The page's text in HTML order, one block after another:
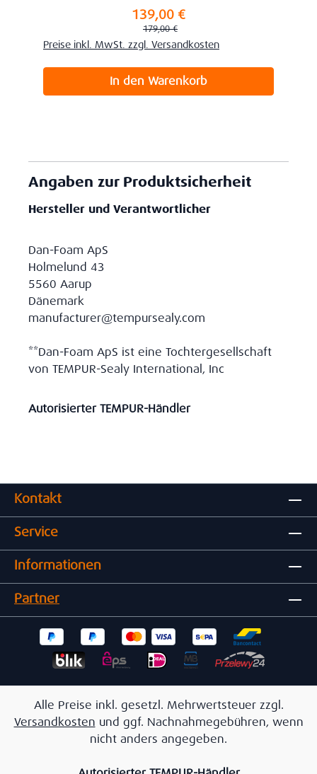
139,00 €
Regulärer Preis:
179,00 €
Preise inkl. MwSt. zzgl. Versandkosten
In den Warenkorb
Angaben zur Produktsicherheit
Hersteller und Verantwortlicher
Dan-Foam ApS
Holmelund 43
5560 Aarup
Dänemark
manufacturer@tempursealy.com
**Dan-Foam ApS ist eine Tochtergesellschaft
von TEMPUR-Sealy International, Inc
Autorisierter TEMPUR-Händler
Kontakt
Service
Informationen
Partner
Alle Preise inkl. gesetzl. Mehrwertsteuer zzgl.
Versandkosten und ggf. Nachnahmegebühren, wenn
nicht anders angegeben.